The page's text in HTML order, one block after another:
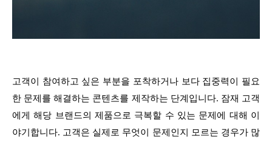
고객이 참여하고 싶은 부분을 포착하거나 보다 집중력이 필요
한 문제를 해결하는 콘텐츠를 제작하는 단계입니다. 잠재 고객
에게 해당 브랜드의 제품으로 극복할 수 있는 문제에 대해 이
야기합니다. 고객은 실제로 무엇이 문제인지 모르는 경우가 많